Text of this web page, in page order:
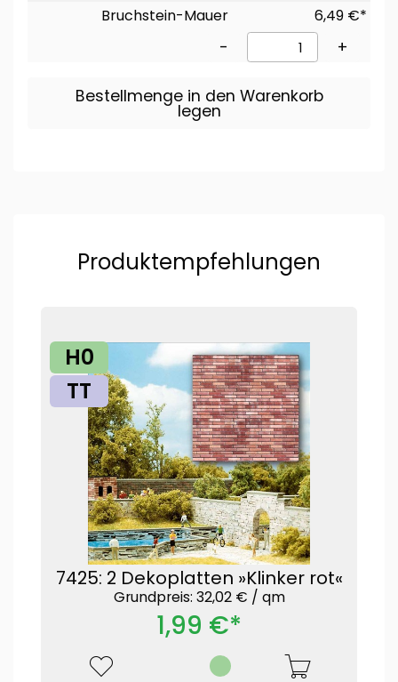
Bruchstein-Mauer
6,49 €*
- +
Bestellmenge in den Warenkorb
legen
Produktempfehlungen
H0
TT
7425: 2 Dekoplatten »Klinker rot«
Grundpreis: 32,02 € / qm
1,99 €*